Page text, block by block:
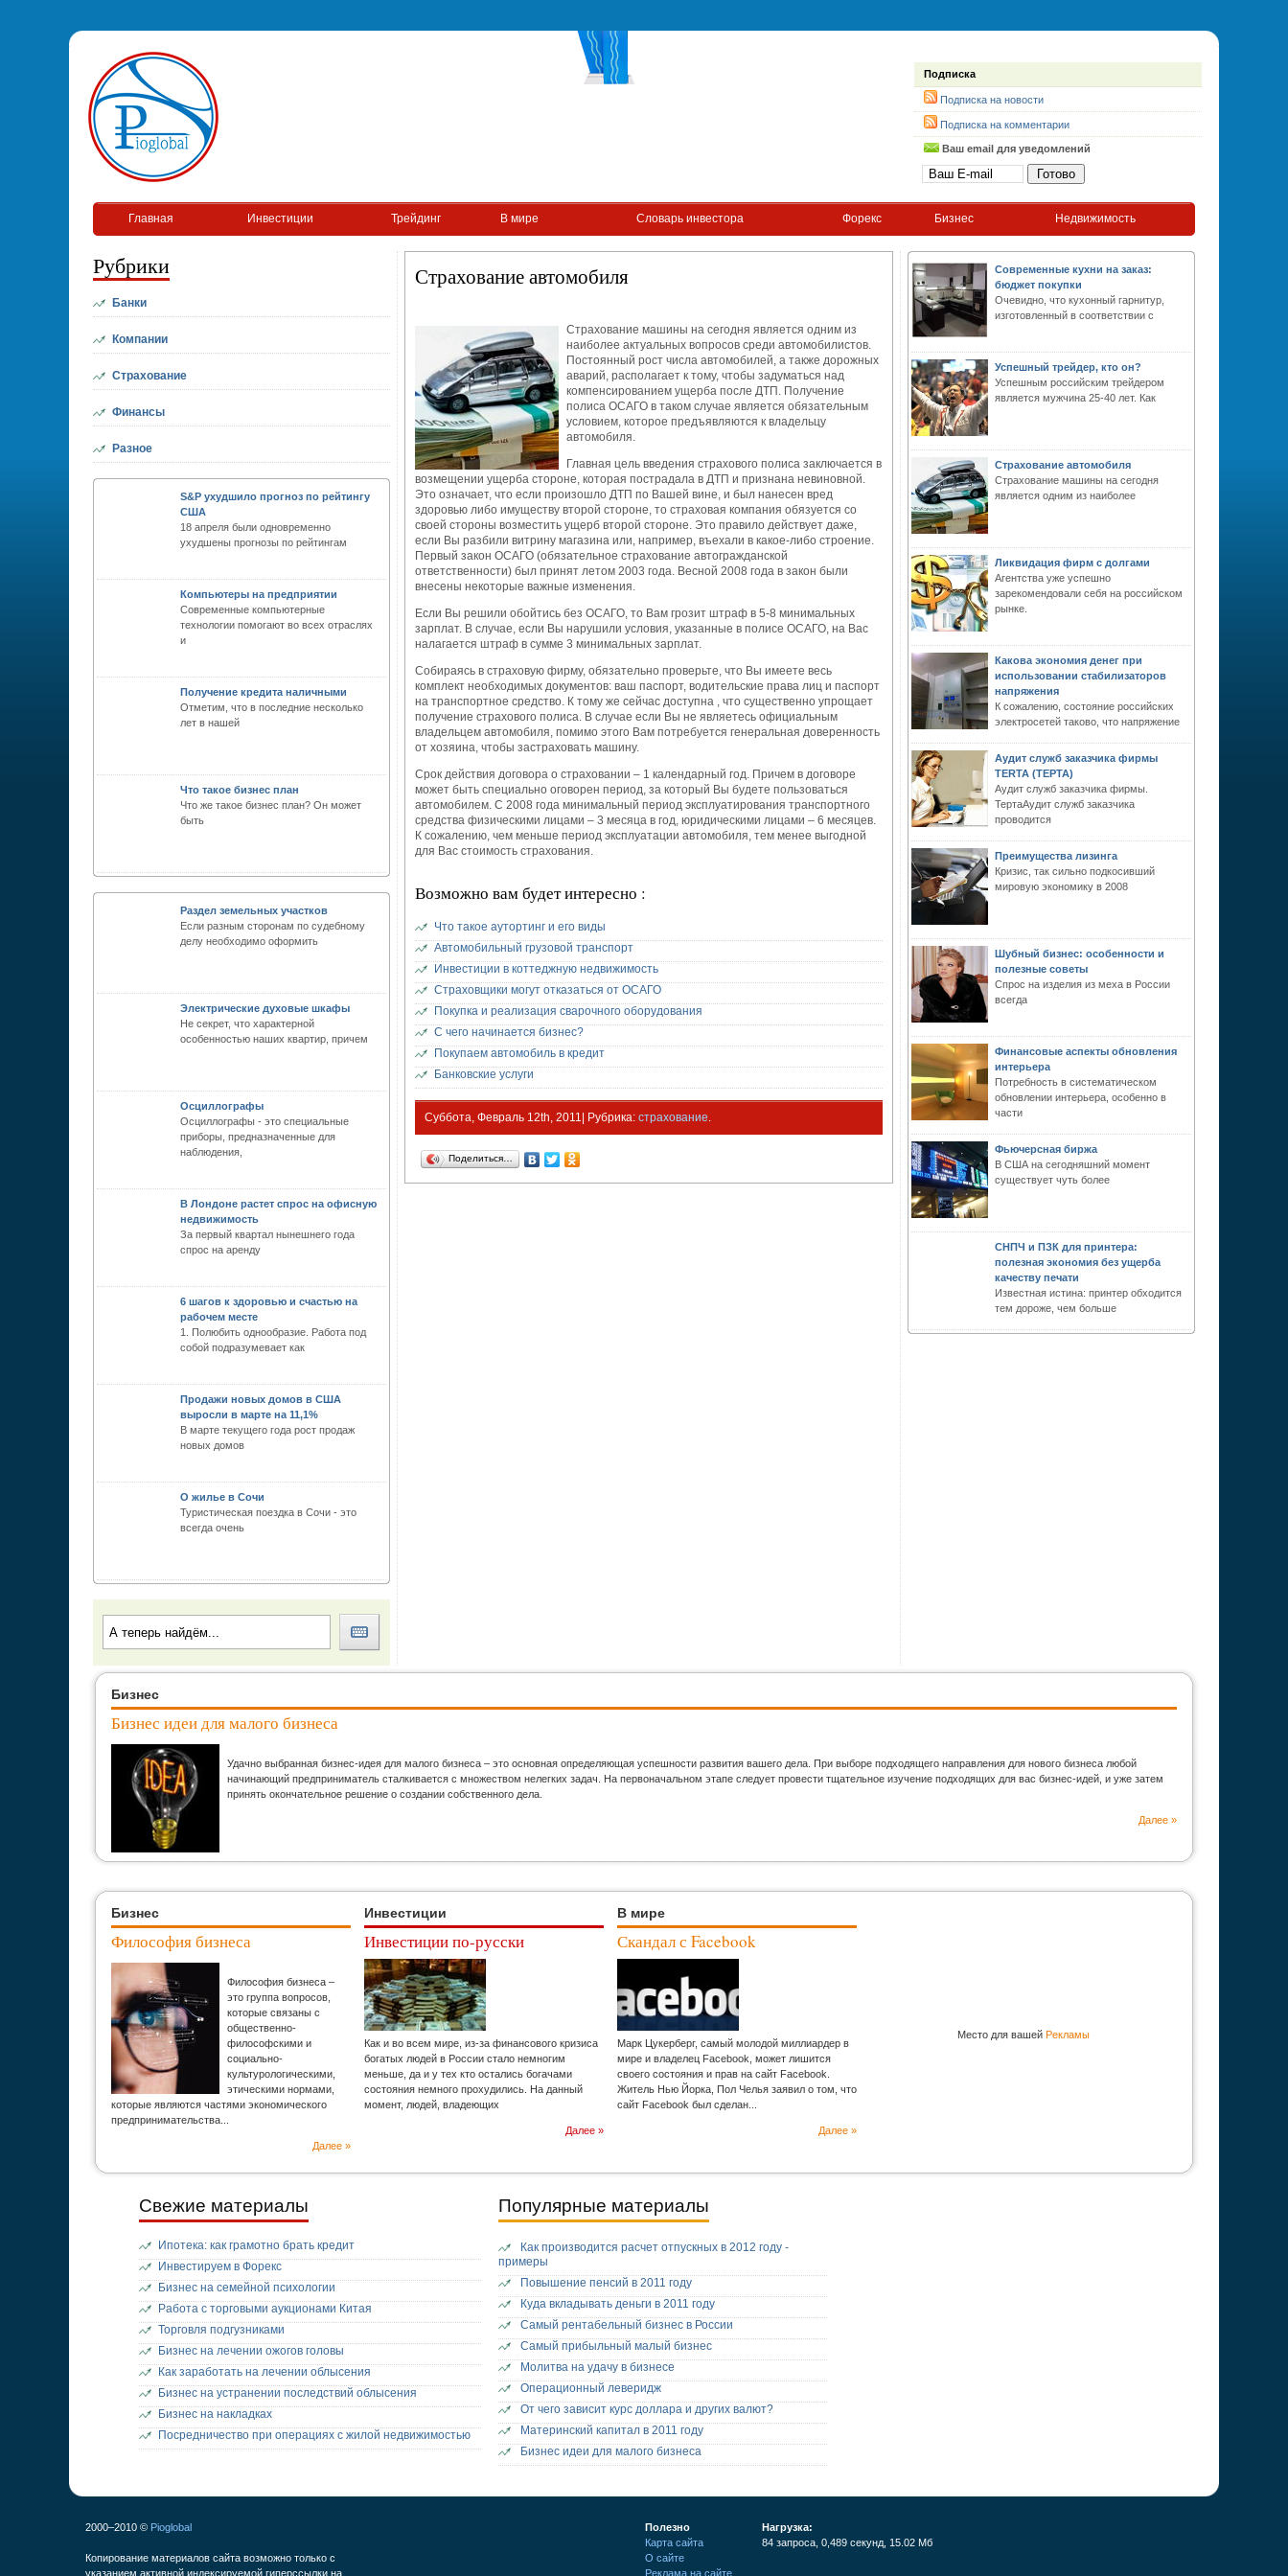
Подписка
Подписка на новости
Подписка на комментарии
Ваш email для уведомлений
Главная Инвестиции Трейдинг В мире Словарь инвестора Форекс Бизнес Недвижимость
Рубрики
Банки
Компании
Страхование
Финансы
Разное
S&P ухудшило прогноз по рейтингу
США
18 апреля были одновременно
ухудшены прогнозы по рейтингам
Компьютеры на предприятии
Современные компьютерные
технологии помогают во всех отраслях
и
Получение кредита наличными
Отметим, что в последние несколько
лет в нашей
Что такое бизнес план
Что же такое бизнес план? Он может
быть
Раздел земельных участков
Если разным сторонам по судебному
делу необходимо оформить
Электрические духовые шкафы
Не секрет, что характерной
особенностью наших квартир, причем
Осциллографы
Осциллографы - это специальные
приборы, предназначенные для
наблюдения,
В Лондоне растет спрос на офисную
недвижимость
За первый квартал нынешнего года
спрос на аренду
6 шагов к здоровью и счастью на
рабочем месте
1. Полюбить однообразие. Работа под
собой подразумевает как
Продажи новых домов в США
выросли в марте на 11,1%
В марте текущего года рост продаж
новых домов
О жилье в Сочи
Туристическая поездка в Сочи - это
всегда очень
Страхование автомобиля
Страхование машины на сегодня является одним из
наиболее актуальных вопросов среди автомобилистов.
Постоянный рост числа автомобилей, а также дорожных
аварий, располагает к тому, чтобы задуматься над
компенсированием ущерба после ДТП. Получение
полиса ОСАГО в таком случае является обязательным
условием, которое предъявляются к владельцу
автомобиля.
Главная цель введения страхового полиса заключается в
возмещении ущерба стороне, которая пострадала в ДТП и признана невиновной.
Это означает, что если произошло ДТП по Вашей вине, и был нанесен вред
здоровью либо имуществу второй стороне, то страховая компания обязуется со
своей стороны возместить ущерб второй стороне. Это правило действует даже,
если Вы разбили витрину магазина или, например, въехали в какое-либо строение.
Первый закон ОСАГО (обязательное страхование автогражданской
ответственности) был принят летом 2003 года. Весной 2008 года в закон были
внесены некоторые важные изменения.
Если Вы решили обойтись без ОСАГО, то Вам грозит штраф в 5-8 минимальных
зарплат. В случае, если Вы нарушили условия, указанные в полисе ОСАГО, на Вас
налагается штраф в сумме 3 минимальных зарплат.
Собираясь в страховую фирму, обязательно проверьте, что Вы имеете весь
комплект необходимых документов: ваш паспорт, водительские права лиц и паспорт
на транспортное средство. К тому же сейчас доступна , что существенно упрощает
получение страхового полиса. В случае если Вы не являетесь официальным
владельцем автомобиля, помимо этого Вам потребуется генеральная доверенность
от хозяина, чтобы застраховать машину.
Срок действия договора о страховании – 1 календарный год. Причем в договоре
может быть специально оговорен период, за который Вы будете пользоваться
автомобилем. С 2008 года минимальный период эксплуатирования транспортного
средства физическими лицами – 3 месяца в год, юридическими лицами – 6 месяцев.
К сожалению, чем меньше период эксплуатации автомобиля, тем менее выгодной
для Вас стоимость страхования.
Возможно вам будет интересно :
Что такое аутортинг и его виды
Автомобильный грузовой транспорт
Инвестиции в коттеджную недвижимость
Страховщики могут отказаться от ОСАГО
Покупка и реализация сварочного оборудования
С чего начинается бизнес?
Покупаем автомобиль в кредит
Банковские услуги
Суббота, Февраль 12th, 2011| Рубрика: страхование.
Поделиться…
Современные кухни на заказ:
бюджет покупки
Очевидно, что кухонный гарнитур,
изготовленный в соответствии с
Успешный трейдер, кто он?
Успешным российским трейдером
является мужчина 25-40 лет. Как
Страхование автомобиля
Страхование машины на сегодня
является одним из наиболее
Ликвидация фирм с долгами
Агентства уже успешно
зарекомендовали себя на российском
рынке.
Какова экономия денег при
использовании стабилизаторов
напряжения
К сожалению, состояние российских
электросетей таково, что напряжение
Аудит служб заказчика фирмы
TERTA (ТЕРТА)
Аудит служб заказчика фирмы.
ТертаАудит служб заказчика
проводится
Преимущества лизинга
Кризис, так сильно подкосивший
мировую экономику в 2008
Шубный бизнес: особенности и
полезные советы
Спрос на изделия из меха в России
всегда
Финансовые аспекты обновления
интерьера
Потребность в систематическом
обновлении интерьера, особенно в
части
Фьючерсная биржа
В США на сегодняшний момент
существует чуть более
СНПЧ и ПЗК для принтера:
полезная экономия без ущерба
качеству печати
Известная истина: принтер обходится
тем дороже, чем больше
Бизнес
Бизнес идеи для малого бизнеса
Удачно выбранная бизнес-идея для малого бизнеса – это основная определяющая успешности развития вашего дела. При выборе подходящего направления для нового бизнеса любой
начинающий предприниматель сталкивается с множеством нелегких задач. На первоначальном этапе следует провести тщательное изучение подходящих для вас бизнес-идей, и уже затем
принять окончательное решение о создании собственного дела.
Далее »
Бизнес
Философия бизнеса
Философия бизнеса –
это группа вопросов,
которые связаны с
общественно-
философскими и
социально-
культурологическими,
этическими нормами,
которые являются частями экономического
предпринимательства...
Далее »
Инвестиции
Инвестиции по-русски
Как и во всем мире, из-за финансового кризиса
богатых людей в России стало немногим
меньше, да и у тех кто остались богачами
состояния немного прохудились. На данный
момент, людей, владеющих
Далее »
В мире
Скандал с Facebook
Марк Цукерберг, самый молодой миллиардер в
мире и владелец Facebook, может лишится
своего состояния и прав на сайт Facebook.
Житель Нью Йорка, Пол Челья заявил о том, что
сайт Facebook был сделан...
Далее »
Место для вашей Рекламы
Свежие материалы
Ипотека: как грамотно брать кредит
Инвестируем в Форекс
Бизнес на семейной психологии
Работа с торговыми аукционами Китая
Торговля подгузниками
Бизнес на лечении ожогов головы
Как заработать на лечении облысения
Бизнес на устранении последствий облысения
Бизнес на накладках
Посредничество при операциях с жилой недвижимостью
Популярные материалы
Как производится расчет отпускных в 2012 году -
примеры
Повышение пенсий в 2011 году
Куда вкладывать деньги в 2011 году
Самый рентабельный бизнес в России
Самый прибыльный малый бизнес
Молитва на удачу в бизнесе
Операционный леверидж
От чего зависит курс доллара и других валют?
Материнский капитал в 2011 году
Бизнес идеи для малого бизнеса
2000–2010 © Pioglobal
Копирование материалов сайта возможно только с
указанием активной индексируемой гиперссылки на
Полезно
Карта сайта
О сайте
Реклама на сайте
Нагрузка:
84 запроса, 0,489 секунд, 15.02 Мб